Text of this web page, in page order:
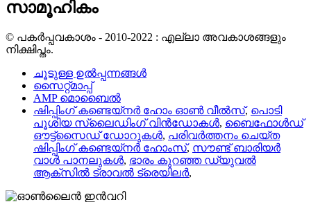
സാമൂഹികം
© പകർപ്പവകാശം - 2010-2022 : എല്ലാ അവകാശങ്ങളും
നിക്ഷിപ്തം.
ചൂടുള്ള ഉൽപ്പന്നങ്ങൾ
സൈറ്റ്മാപ്പ്
AMP മൊബൈൽ
ഷിപ്പിംഗ് കണ്ടെയ്നർ ഹോം ഓൺ വീൽസ്, പൊടി
പൂശിയ സ്ലൈഡിംഗ് വിൻഡോകൾ, ബൈഫോൾഡ്
ഔട്ട്‌സൈഡ് ഡോറുകൾ, പരിവർത്തനം ചെയ്ത
ഷിപ്പിംഗ് കണ്ടെയ്നർ ഹോംസ്, സൗണ്ട് ബാരിയർ
വാൾ പാനലുകൾ, ഭാരം കുറഞ്ഞ ഡ്യുവൽ
ആക്‌സിൽ ട്രാവൽ ട്രെയിലർ,